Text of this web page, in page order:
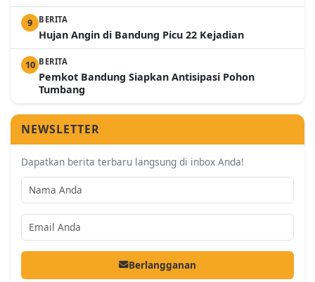
9 BERITA
Hujan Angin di Bandung Picu 22 Kejadian
10 BERITA
Pemkot Bandung Siapkan Antisipasi Pohon
Tumbang
NEWSLETTER
Dapatkan berita terbaru langsung di inbox Anda!
Berlangganan